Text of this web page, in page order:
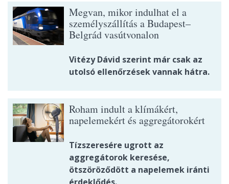
Megvan, mikor indulhat el a
személyszállítás a Budapest–
Belgrád vasútvonalon
Vitézy Dávid szerint már csak az
utolsó ellenőrzések vannak hátra.
Roham indult a klímákért,
napelemekért és aggregátorokért
Tízszeresére ugrott az
aggregátorok keresése,
ötszöröződött a napelemek iránti